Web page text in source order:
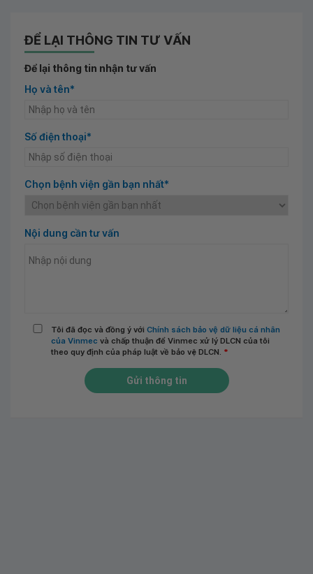
ĐỂ LẠI THÔNG TIN TƯ VẤN
Để lại thông tin nhận tư vấn
Họ và tên*
Số điện thoại*
Chọn bệnh viện gần bạn nhất*
Nội dung cần tư vấn
Tôi đã đọc và đồng ý với Chính sách bảo vệ dữ liệu cá nhân
của Vinmec và chấp thuận để Vinmec xử lý DLCN của tôi
theo quy định của pháp luật về bảo vệ DLCN. *
Gửi thông tin